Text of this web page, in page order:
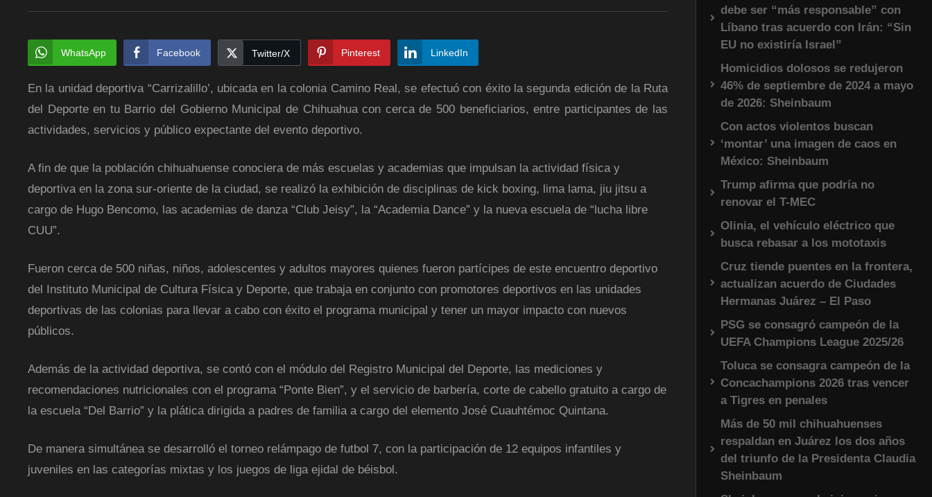
WhatsApp Facebook Twitter/X Pinterest LinkedIn
En la unidad deportiva “Carrizalillo’, ubicada en la colonia Camino Real, se efectuó con éxito la segunda edición de la Ruta
del Deporte en tu Barrio del Gobierno Municipal de Chihuahua con cerca de 500 beneficiarios, entre participantes de las
actividades, servicios y público expectante del evento deportivo.
A fin de que la población chihuahuense conociera de más escuelas y academias que impulsan la actividad física y
deportiva en la zona sur-oriente de la ciudad, se realizó la exhibición de disciplinas de kick boxing, lima lama, jiu jitsu a
cargo de Hugo Bencomo, las academias de danza “Club Jeisy”, la “Academia Dance” y la nueva escuela de “lucha libre
CUU”.
Fueron cerca de 500 niñas, niños, adolescentes y adultos mayores quienes fueron partícipes de este encuentro deportivo
del Instituto Municipal de Cultura Física y Deporte, que trabaja en conjunto con promotores deportivos en las unidades
deportivas de las colonias para llevar a cabo con éxito el programa municipal y tener un mayor impacto con nuevos
públicos.
Además de la actividad deportiva, se contó con el módulo del Registro Municipal del Deporte, las mediciones y
recomendaciones nutricionales con el programa “Ponte Bien”, y el servicio de barbería, corte de cabello gratuito a cargo de
la escuela “Del Barrio” y la plática dirigida a padres de familia a cargo del elemento José Cuauhtémoc Quintana.
De manera simultánea se desarrolló el torneo relámpago de futbol 7, con la participación de 12 equipos infantiles y
juveniles en las categorías mixtas y los juegos de liga ejidal de béisbol.
debe ser “más responsable” con
Líbano tras acuerdo con Irán: “Sin
EU no existiría Israel”
Homicidios dolosos se redujeron
46% de septiembre de 2024 a mayo
de 2026: Sheinbaum
Con actos violentos buscan
‘montar’ una imagen de caos en
México: Sheinbaum
Trump afirma que podría no
renovar el T-MEC
Olinia, el vehículo eléctrico que
busca rebasar a los mototaxis
Cruz tiende puentes en la frontera,
actualizan acuerdo de Ciudades
Hermanas Juárez – El Paso
PSG se consagró campeón de la
UEFA Champions League 2025/26
Toluca se consagra campeón de la
Concachampions 2026 tras vencer
a Tigres en penales
Más de 50 mil chihuahuenses
respaldan en Juárez los dos años
del triunfo de la Presidenta Claudia
Sheinbaum